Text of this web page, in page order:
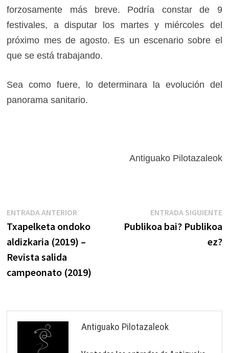
forzosamente más breve. Podría constar de 9
festivales, a disputar los martes y miércoles del
próximo mes de agosto. Es un escenario sobre el
que se está trabajando.
Sea como fuere, lo determinara la evolución del
panorama sanitario.
Antiguako Pilotazaleok
Navegación
de
entradas
ENTRADA ANTERIOR
anterior:
Txapelketa ondoko
aldizkaria (2019) –
Revista salida
campeonato (2019)
ENTRADA SIGUIENTE
Publikoa bai? Publikoa
ez?
Antiguako Pilotazaleok